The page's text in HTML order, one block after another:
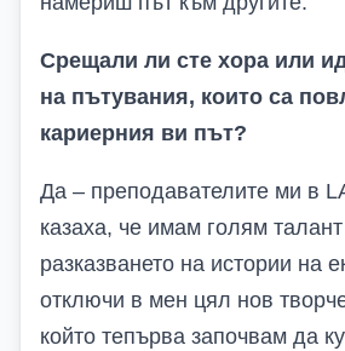
Срещали ли сте хора или
на пътувания, които са
кариерния ви път?
Да – преподавателите ми в
казаха, че имам голям
разказването на истории на
отключи в мен цял нов
който тепърва започвам да